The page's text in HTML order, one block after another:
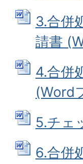
3.合併
請書
4.合併
(Word
5.チェ
6.合併